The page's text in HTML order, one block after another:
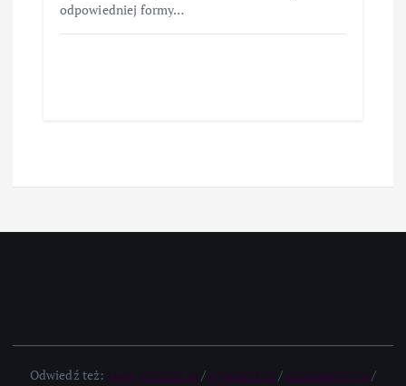
odpowiedniej formy…
Odwiedź też: / / /